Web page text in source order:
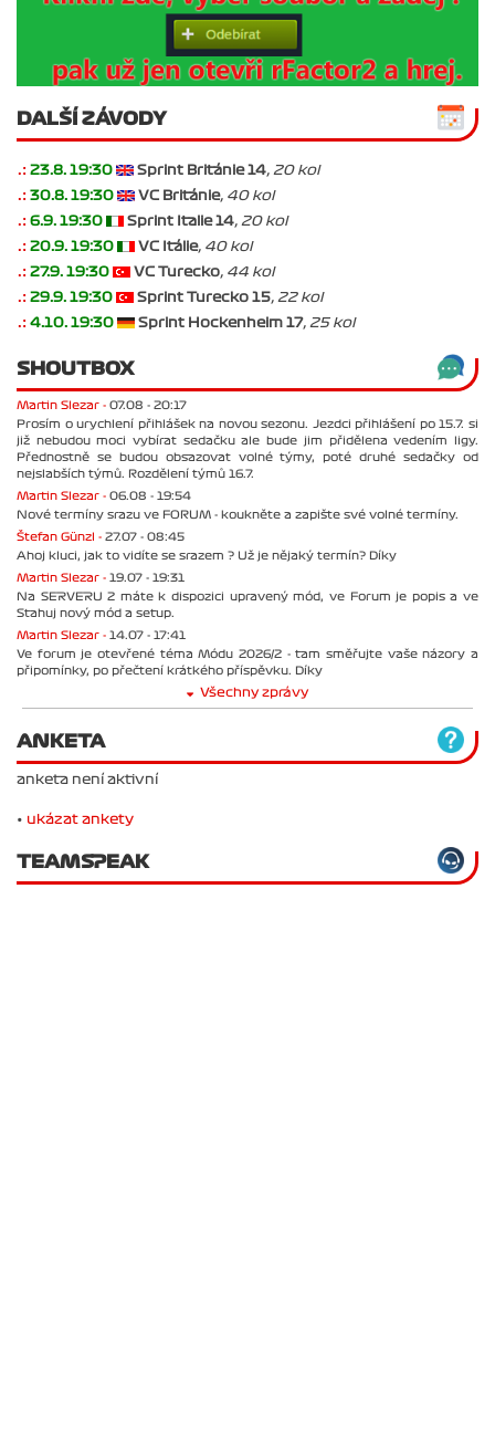
DALŠÍ ZÁVODY
.: 23.8. 19:30 Sprint Británie 14, 20 kol
.: 30.8. 19:30 VC Británie, 40 kol
.: 6.9. 19:30 Sprint Italie 14, 20 kol
.: 20.9. 19:30 VC Itálie, 40 kol
.: 27.9. 19:30 VC Turecko, 44 kol
.: 29.9. 19:30 Sprint Turecko 15, 22 kol
.: 4.10. 19:30 Sprint Hockenheim 17, 25 kol
SHOUTBOX
Martin Slezar - 07.08 - 20:17
Prosím o urychlení přihlášek na novou sezonu. Jezdci přihlášení po 15.7. si
již nebudou moci vybírat sedačku ale bude jim přidělena vedením ligy.
Přednostně se budou obsazovat volné týmy, poté druhé sedačky od
nejslabších týmů. Rozdělení týmů 16.7.
Martin Slezar - 06.08 - 19:54
Nové termíny srazu ve FORUM - koukněte a zapište své volné termíny.
Štefan Günzl - 27.07 - 08:45
Ahoj kluci, jak to vidíte se srazem ? Už je nějaký termín? Díky
Martin Slezar - 19.07 - 19:31
Na SERVERU 2 máte k dispozici upravený mód, ve Forum je popis a ve
Stahuj nový mód a setup.
Martin Slezar - 14.07 - 17:41
Ve forum je otevřené téma Módu 2026/2 - tam směřujte vaše názory a
připomínky, po přečtení krátkého příspěvku. Díky
Všechny zprávy
ANKETA
anketa není aktivní
• ukázat ankety
TEAMSPEAK